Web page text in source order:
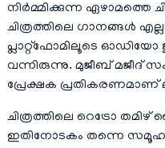
നിർമ്മിക്കുന്ന ഏഴാമത്തെ
ചിത്രത്തിലെ ഗാനങ്ങൾ
പ്ലാറ്റ്ഫോമിലൂടെ
വന്നിരുന്നു. മുജീബ് മജീദ്
പ്രേക്ഷക പ്രതികരണമാണ്
ചിത്രത്തിലെ റെട്രോ
ഇതിനോടകം തന്നെ സമൂഹ